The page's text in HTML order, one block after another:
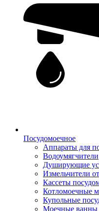
Посудомоечное
Аппараты для
Водоумягчители
Душирующие
Измельчители
Кассеты
Котломоечные
Купольные
Моечные ванны